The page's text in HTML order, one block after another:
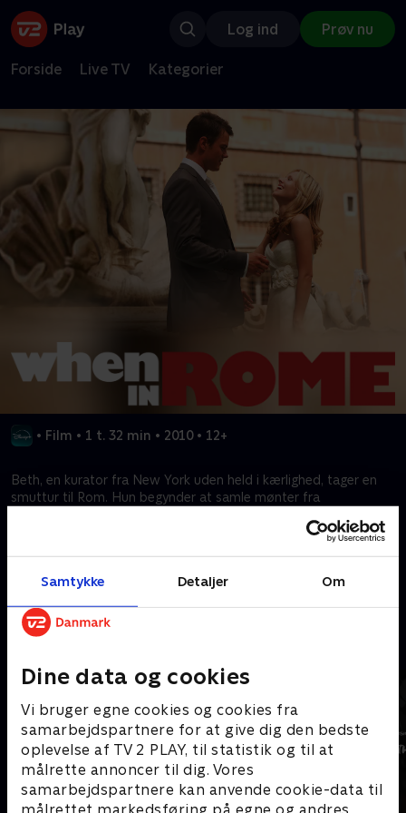
Samtykke Detaljer Om
Dine data og cookies
Vi bruger egne cookies og cookies fra
samarbejdspartnere for at give dig den bedste
oplevelse af TV 2 PLAY, til statistik og til at
målrette annoncer til dig. Vores
samarbejdspartnere kan anvende cookie-data til
Log ind Prøv nu
Forside Live TV Kategorier
• Film • 1 t. 32 min • 2010 • 12+
Beth, en kurator fra New York uden held i kærlighed, tager en
smuttur til Rom. Hun begynder at samle mønter fra
Kræver tilkøb